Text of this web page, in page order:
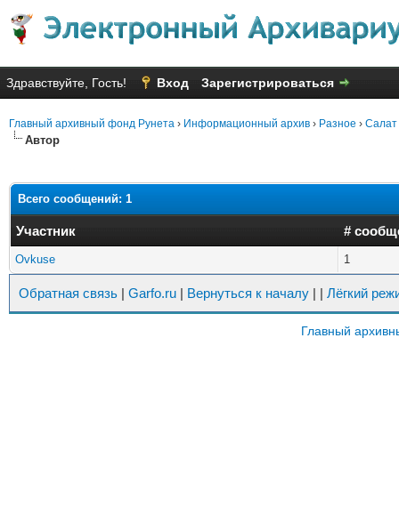
Здравствуйте, Гость! Вход Зарегистрироваться
Главный архивный фонд Рунета › Информационный архив › Разное › Салат
Автор
Всего сообщений: 1
Участник #
Ovkuse 1
Обратная связь | Garfo.ru | Вернуться к началу | | Лёгкий
Главный